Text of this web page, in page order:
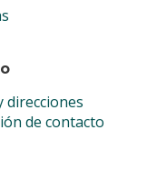
direcciones
de contacto